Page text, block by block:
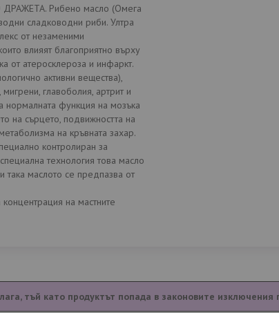
ДРАЖЕТА. Рибено масло (Омега
сладководни риби. Ултра
от незаменими
влияят благоприятно върху
от атеросклероза и инфаркт.
активни вещества),
главоболия, артрит и
функция на мозъка
на сърцето, подвижността на
на кръвната захар.
контролиран за
технология това масло
така маслото се предпазва от
на мастните
тъй като продуктът попада в законовите